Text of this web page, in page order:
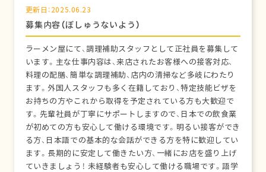
更新日：2025.06.23
募集内容（ぼしゅうないよう）
ラーメン屋にて、調理補助スタッフとして正社員を募集して
います。主な仕事内容は、来店されたお客様への接客対応、
料理の配膳、簡単な調理補助、店内の清掃など多岐にわたり
ます。外国人スタッフも多く在籍しており、特定技能ビザを
お持ちの方やこれから取得を予定されている方も大歓迎で
す。先輩社員が丁寧にサポートしますので、日本での飲食業
が初めての方も安心して働ける環境です。明るい接客ができ
る方、日本語での基本的な会話ができる方を特に歓迎してい
ます。長期的に安定して働きたい方、一緒にお店を盛り上げ
ていきましょう！ 未経験者も安心して働ける職場です。語学